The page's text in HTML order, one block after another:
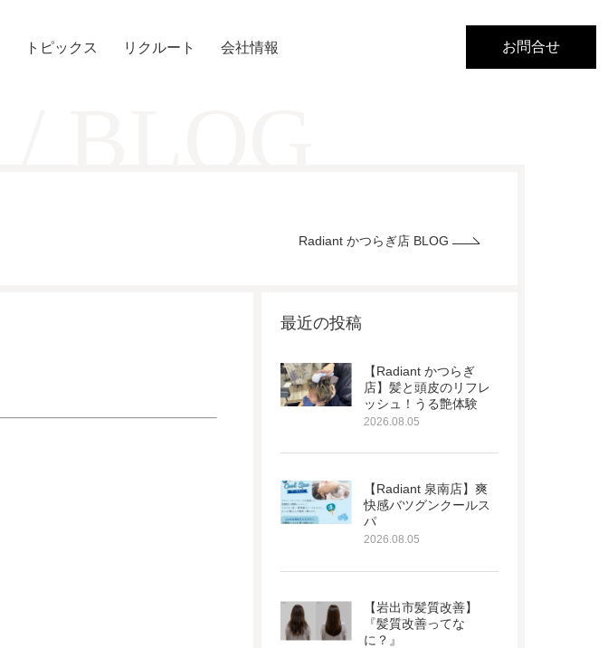
トピックス リクルート 会社情報 お問合せ
Radiant かつらぎ店 BLOG
最近の投稿
【Radiant かつらぎ
店】髪と頭皮のリフレ
ッシュ！うる艶体験
2026.08.05
【Radiant 泉南店】爽
快感バツグンクールス
パ
2026.08.05
【岩出市髪質改善】
『髪質改善ってな
に？』